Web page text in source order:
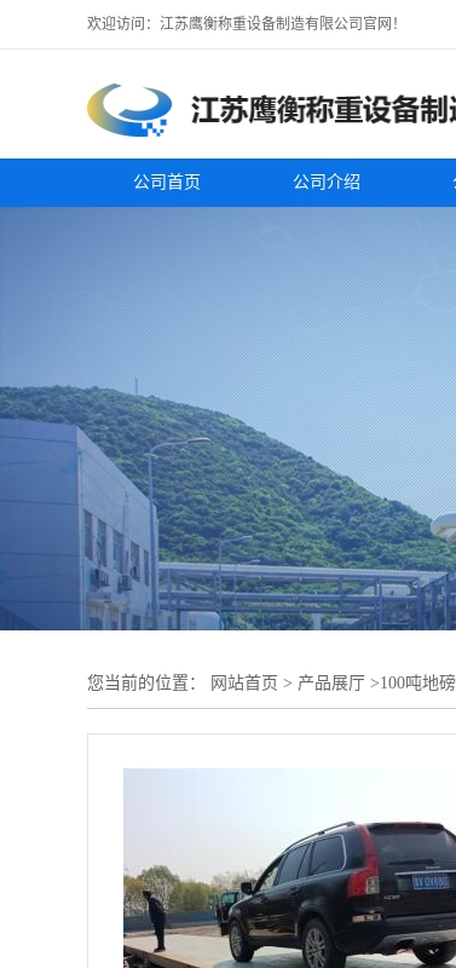
欢迎访问：江苏鹰衡称重设备制造有限公司官网！
公司首页 公司介绍
您当前的位置： 网站首页 > 产品展厅 >100吨地磅